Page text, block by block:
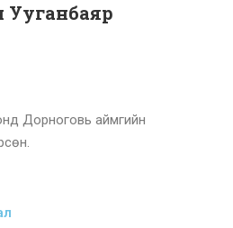
Ууганбаяр
Дорноговь аймгийн